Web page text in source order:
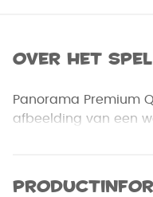
Over het spel
Panorama Premium
afbeelding van een